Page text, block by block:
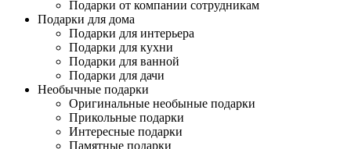
Подарки от компании сотрудникам
Подарки для дома
Подарки для интерьера
Подарки для кухни
Подарки для ванной
Подарки для дачи
Необычные подарки
Оригинальные необыные подарки
Прикольные подарки
Интересные подарки
Памятные подарки